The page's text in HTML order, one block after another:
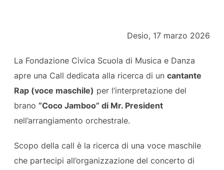
Desio, 17 marzo 2026
La Fondazione Civica Scuola di Musica e Danza
apre una Call dedicata alla ricerca di un cantante
Rap (voce maschile) per l’interpretazione del
brano “Coco Jamboo” di Mr. President
nell’arrangiamento orchestrale.
Scopo della call è la ricerca di una voce maschile
che partecipi all’organizzazione del concerto di